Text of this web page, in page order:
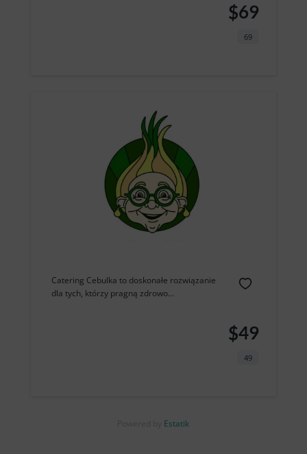
$69
69
Catering Cebulka to doskonałe rozwiązanie
dla tych, którzy pragną zdrowo...
$49
49
Powered by Estatik